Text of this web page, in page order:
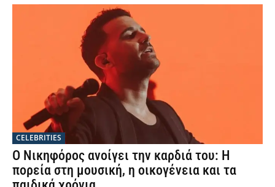
CELEBRITIES
Ο Νικηφόρος ανοίγει την καρδιά του: Η
πορεία στη μουσική, η οικογένεια και τα